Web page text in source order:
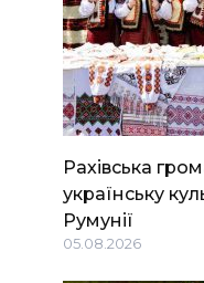
Рахівська
українську
Румунії
05.08.2026